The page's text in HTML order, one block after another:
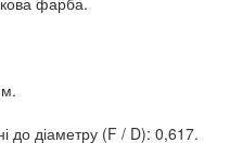
до діаметру (F / D): 0,617.